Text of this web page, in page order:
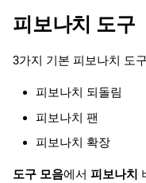
피보나치 도구
3가지 기본 피보나치 도
피보나치 되돌림
피보나치 팬
피보나치 확장
도구 모음에서 피보나치